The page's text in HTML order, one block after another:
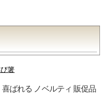
箸
喜ばれる ノベルティ 販促品